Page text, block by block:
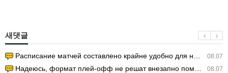
새댓글
08.07
Расписание матчей составлено крайне удобно для нашего часово…
08.07
Надеюсь, формат плей-офф не решат внезапно поменять. https:/…